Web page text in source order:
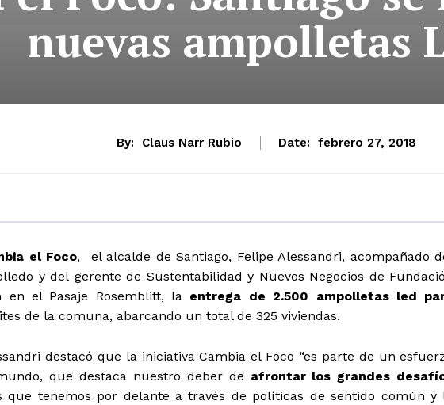
nuevas ampolletas
By: Claus Narr Rubio Date: febrero 27, 2018
el Foco, el alcalde de Santiago, Felipe Alessandri, acompañado
y del gerente de Sustentabilidad y Nuevos Negocios de
en el Pasaje Rosemblitt, la entrega de 2.500 ampolletas led
de la comuna, abarcando un total de 325 viviendas.
destacó que la iniciativa Cambia el Foco “es parte de un
que destaca nuestro deber de afrontar los grandes
que tenemos por delante a través de políticas de sentido común y